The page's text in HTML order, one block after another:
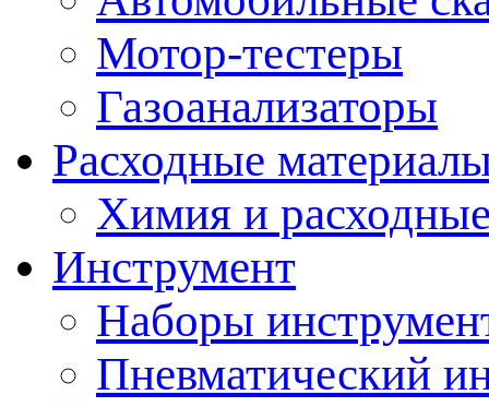
Мотор-тестеры
Газоанализаторы
Расходные
Химия и
Инструмент
Наборы
Пневматический